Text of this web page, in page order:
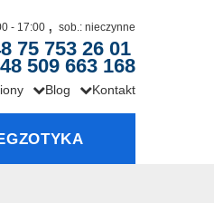
- 17:00 , sob.: nieczynne
75 753 26 01
509 663 168
Blog Kontakt